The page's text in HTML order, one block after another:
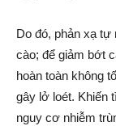
Do đó, phản xạ tự
cào; để giảm bớt
hoàn toàn không
gây lở loét. Khiến
nguy cơ nhiễm